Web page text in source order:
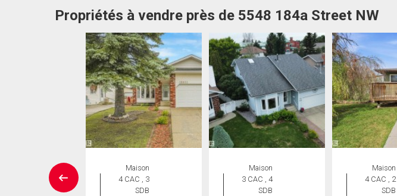
Propriétés à vendre près de 5548 184a Street NW
Maison
4 CAC , 3
SDB
Maison
3 CAC , 4
SDB
Maison
4 CAC , 2
SDB